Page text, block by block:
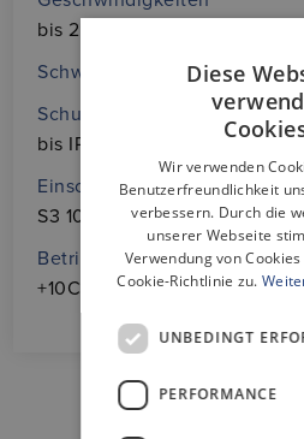
bis 25mm/s
Schwalbenschwanznut
Schutzart
bis IP54
Einschaltdauer
S3 10% basiert auf 10 min.
Betriebstemperatur
+10C° ÷ +40C°
Diese
Wir verwenden
Benutzerfreundlichkeit
verbessern. Durch die
unserer Webseite
Verwendung von
Cookie-Richtlinie zu.
UNBEDINGT
PERFORMANCE